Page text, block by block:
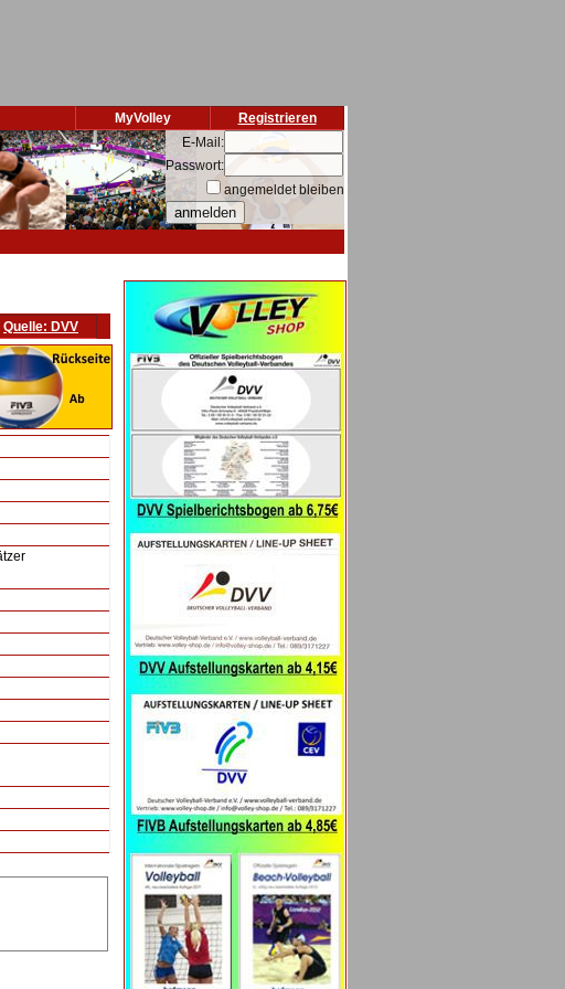
Registrieren
MyVolley
E-Mail:
Passwort:
angemeldet bleiben
Quelle: DVV